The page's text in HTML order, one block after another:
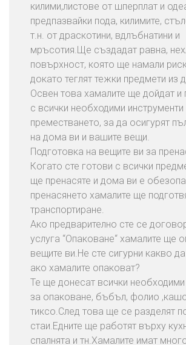
килими,листове от шперплат и
предпазвайки пода, килимите,
т.н. от драскотини, вдлъбнатини и
мръсотия.Ще създадат равна,
повърхност, която ще намали
докато теглят тежки предмети из
Освен това хамалите ще дойдат и
с всички необходими
преместването, за да осигурят
на дома ви и вашите вещи.
Подготовка на вещите ви за
Когато сте готови с всички
ще пренасяте и дома ви е
пренасянето хамалите ще
транспортиране.
Ако предварително сте се
услуга “Опаковане“ хамалите ще
вещите ви.Не сте сигурни какво
ако хамалите опаковат?
Те ще донесат всички
за опаковане, бъбъл, фолио
тиксо.След това ще се разделят
стаи.Едните ще работят върху
спалнята и тн.Хамалите имат